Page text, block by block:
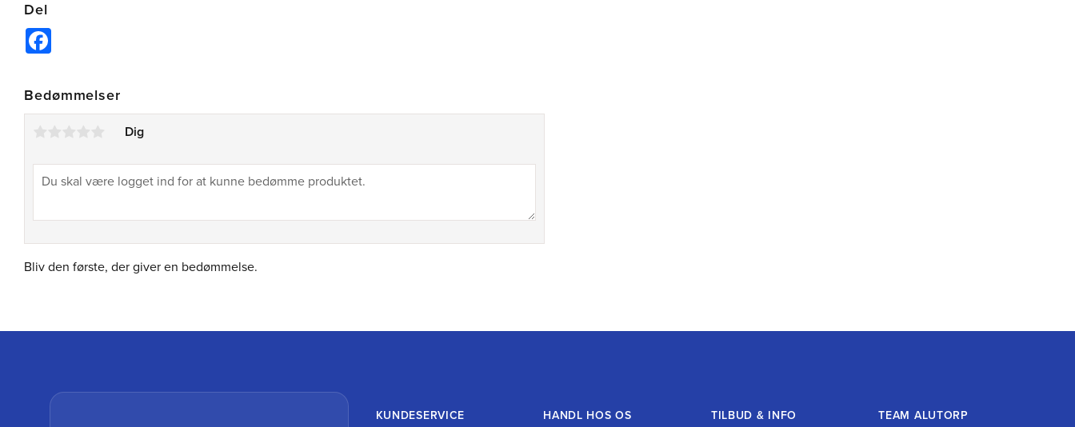
Del
Bedømmelser
Dig
Bliv den første, der giver en bedømmelse.
KUNDESERVICE HANDL HOS OS TILBUD & INFO TEAM ALUTORP